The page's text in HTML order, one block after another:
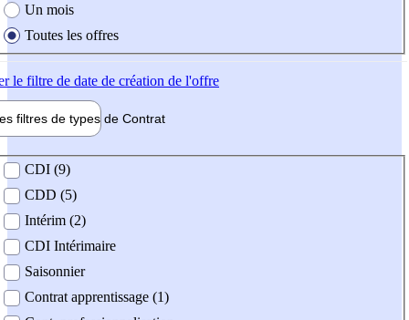
Un mois
Toutes les offres
le filtre de date de création de l'offre
filtres de types de Contrat
contrat
CDI (9)
CDD (5)
Intérim (2)
CDI Intérimaire
Saisonnier
Contrat apprentissage (1)